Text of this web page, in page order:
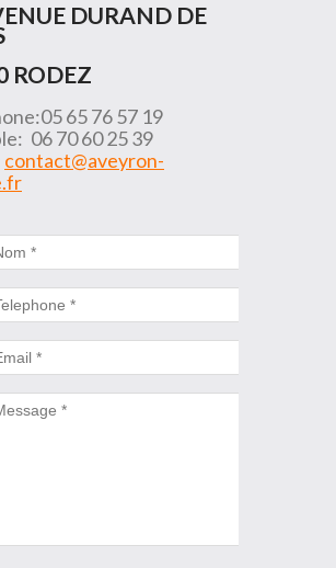
DURAND DE
RODEZ
05 65 76 57 19
06 70 60 25 39
contact@aveyron-